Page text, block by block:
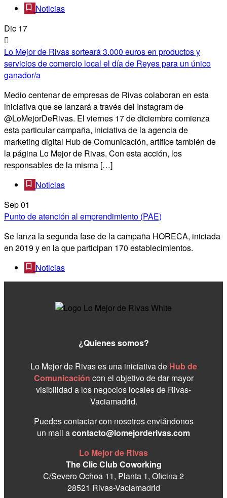
Noticias
Dic 17
Lo Mejor de Rivas sorteará 3.000 euros en productos y
servicios de comercio local el día de Reyes para un único
ganador/a
Medio centenar de empresas de Rivas colaboran en esta
iniciativa que se lanzará a través del Instagram de
@LoMejorDeRivas. El viernes 17 de diciembre comienza
esta particular campaña, iniciativa de la agencia de
marketing digital Hub de Comunicación, artífice también de
la página Lo Mejor de Rivas. Con esta acción, los
responsables de la misma […]
Noticias
Sep01
Punto de atención al emprendimiento (PAE)
Se lanza la segunda fase de la campaña HORECA, iniciada
en 2019 y en la que participan 170 establecimientos.
Noticias
¿Quienes somos?
Lo Mejor de Rivas es una iniciativa de Hub de
Comunicación con el objetivo de dar mayor
visibilidad a los negocios locales de Rivas-
Vaciamadrid.
Puedes contactar con nosotros enviándonos
un mail acontacto@lomejorderivas.com
Lo Mejor de Rivas
The Clic Club Coworking
C/Severo Ochoa 11, Planta 1, Oficina 2
28521 Rivas-Vaciamadrid